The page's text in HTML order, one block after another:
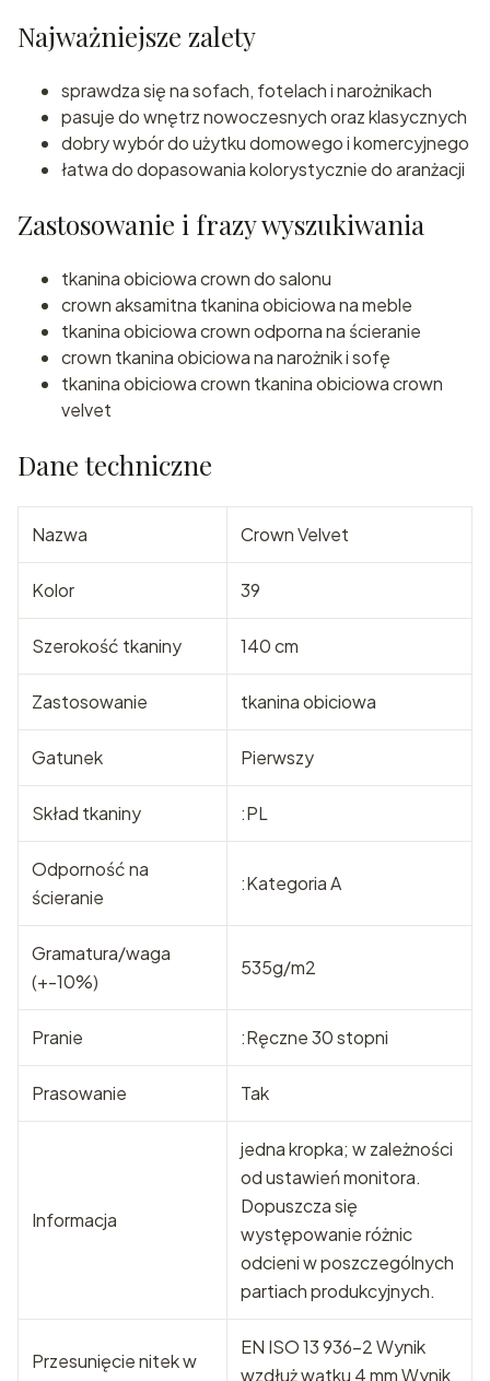
Najważniejsze zalety
sprawdza się na sofach, fotelach i narożnikach
pasuje do wnętrz nowoczesnych oraz klasycznych
dobry wybór do użytku domowego i komercyjnego
łatwa do dopasowania kolorystycznie do aranżacji
Zastosowanie i frazy wyszukiwania
tkanina obiciowa crown do salonu
crown aksamitna tkanina obiciowa na meble
tkanina obiciowa crown odporna na ścieranie
crown tkanina obiciowa na narożnik i sofę
tkanina obiciowa crown tkanina obiciowa crown
velvet
Dane techniczne
Nazwa Crown Velvet
Kolor 39
Szerokość tkaniny 140 cm
Zastosowanie tkanina obiciowa
Gatunek Pierwszy
Skład tkaniny :PL
Odporność na
ścieranie
:Kategoria A
Gramatura/waga
(+-10%)
535g/m2
Pranie :Ręczne 30 stopni
Prasowanie Tak
Informacja
jedna kropka; w zależności
od ustawień monitora.
Dopuszcza się
występowanie różnic
odcieni w poszczególnych
partiach produkcyjnych.
Przesunięcie nitek w
EN ISO 13 936-2 Wynik
wzdłuż wątku 4 mm Wynik